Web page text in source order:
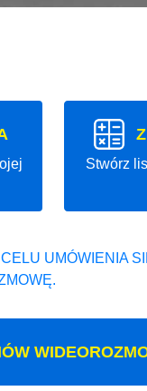
Stwórz
UMÓWIENIA